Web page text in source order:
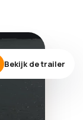
Bekijk de trailer